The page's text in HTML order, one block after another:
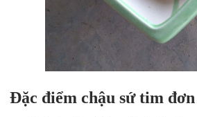
Đặc điểm chậu sứ tim